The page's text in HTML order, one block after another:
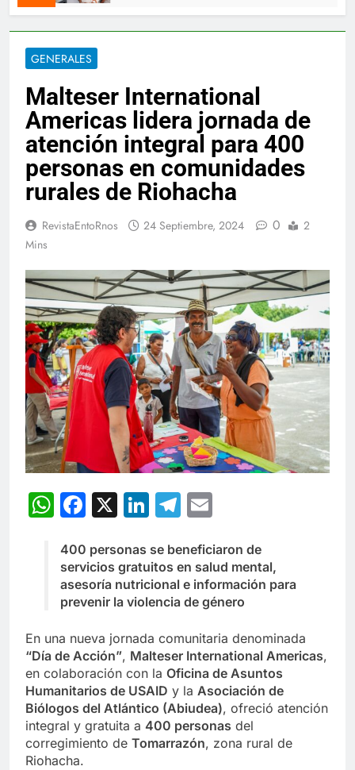
GENERALES
Malteser International
Americas lidera jornada de
atención integral para 400
personas en comunidades
rurales de Riohacha
RevistaEntoRnos 24 Septiembre, 2024 0
2
Mins
WhatsApp
Facebook
X LinkedIn
Telegram
400 personas se beneficiaron de
servicios gratuitos en salud mental,
asesoría nutricional e información para
prevenir la violencia de género
En una nueva jornada comunitaria denominada
“Día de Acción”, Malteser International Americas,
en colaboración con la Oficina de Asuntos
Humanitarios de USAID y la Asociación de
Biólogos del Atlántico (Abiudea), ofreció atención
integral y gratuita a 400 personas del
corregimiento de Tomarrazón, zona rural de
Riohacha.